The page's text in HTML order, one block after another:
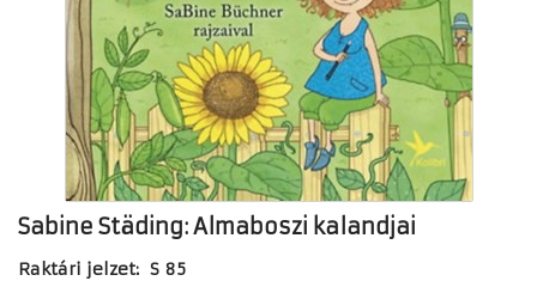
Sabine Städing: Almaboszi kalandjai
Raktári jelzet: S 85